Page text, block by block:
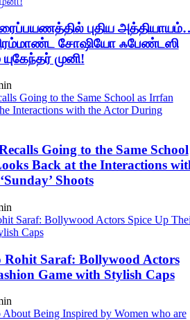
புதிய
பிரம்மாண்ட சோஷியோ ஃபேண்டஸி
முனி!
Going to the Same School
Back at the Interactions
Shoots
Saraf: Bollywood Actors
Game with Stylish Caps